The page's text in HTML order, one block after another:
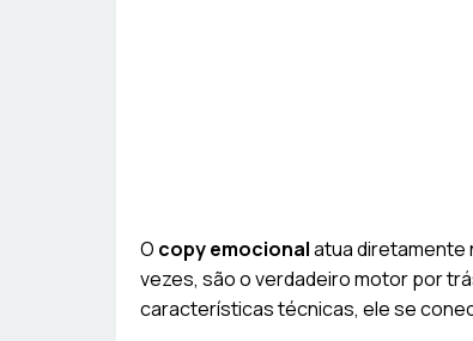
O copy emocionalatua diretamente
vezes, são o verdadeiro motor por
características técnicas, ele se